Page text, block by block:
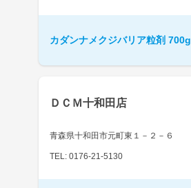
カダンナメクジバリア粒剤 700g
ＤＣＭ十和田店
青森県十和田市元町東１－２－６
TEL: 0176-21-5130